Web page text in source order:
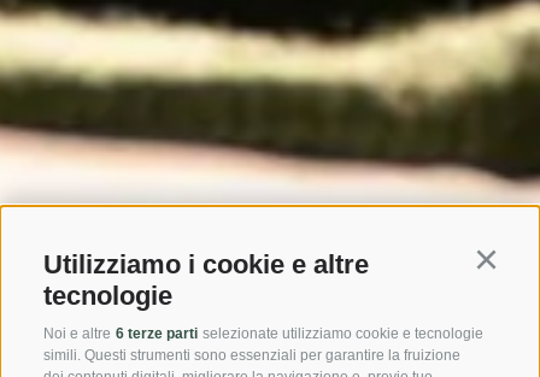
Utilizziamo i cookie e altre
tecnologie
Noi e altre 6 terze parti selezionate utilizziamo cookie e tecnologie
simili. Questi strumenti sono essenziali per garantire la fruizione